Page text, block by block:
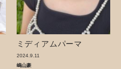
ミディアムパーマ
2024.9.11
嶋山豪